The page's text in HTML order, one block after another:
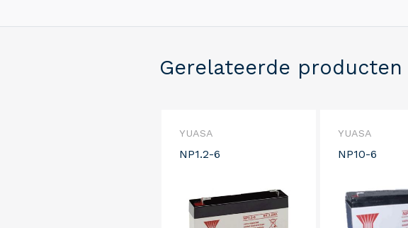
Gerelateerde producten
YUASA
NP1.2-6
YUASA
NP10-6